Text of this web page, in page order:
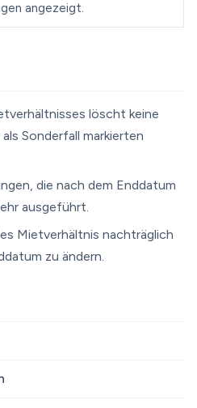
angezeigt.
löscht keine
Sonderfall markierten
die nach dem Enddatum
ausgeführt.
Mietverhältnis nachträglich
zu ändern.